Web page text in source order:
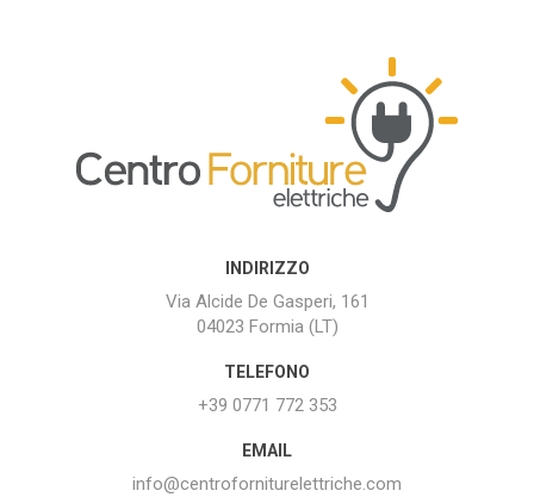
INDIRIZZO
Via Alcide De Gasperi, 161
04023 Formia (LT)
TELEFONO
+39 0771 772 353
EMAIL
info@centroforniturelettriche.com